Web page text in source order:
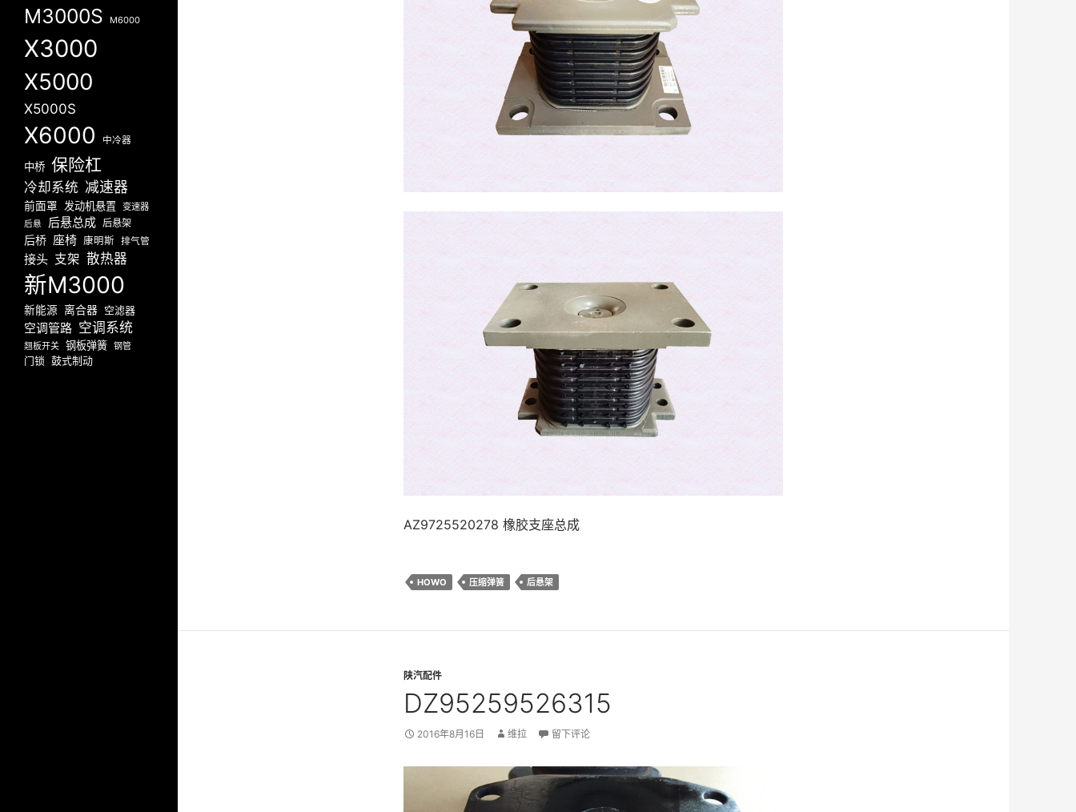
AZ9725520278 橡胶支座总成
HOWO 压缩弹簧 后悬架
陕汽配件
DZ95259526315
2016年8月16日 维拉 留下评论
M3000S M6000
X3000
X5000
X5000S
X6000 中冷器
中桥 保险杠
冷却系统 减速器
前面罩 发动机悬置 变速器
后悬 后悬总成 后悬架
后桥 座椅 康明斯 排气管
接头 支架 散热器
新M3000
新能源 离合器 空滤器
空调管路 空调系统
翘板开关 钢板弹簧 钢管
门锁 鼓式制动